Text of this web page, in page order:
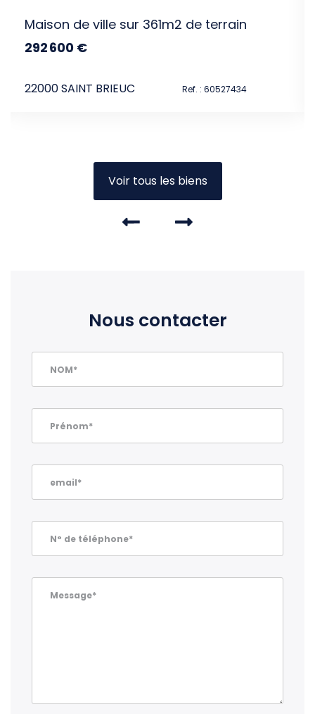
Maison de ville sur 361m2 de terrain
292 600 €
22000 SAINT BRIEUC Ref. : 60527434
Voir tous les biens
Nous contacter
NOM*
Prénom*
email*
N° de téléphone*
Message*